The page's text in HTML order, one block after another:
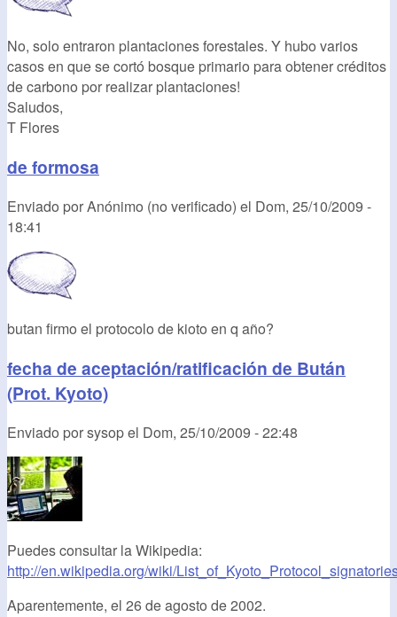
No, solo entraron plantaciones forestales. Y hubo varios
casos en que se cortó bosque primario para obtener créditos
de carbono por realizar plantaciones!
Saludos,
T Flores
de formosa
Enviado porAnónimo (no verificado) el Dom, 25/10/2009 -
18:41
butan firmo el protocolo de kioto en q año?
fecha de aceptación/ratificación de Bután
(Prot. Kyoto)
Enviado porsysopel Dom, 25/10/2009 - 22:48
Puedes consultar la Wikipedia:
http://en.wikipedia.org/wiki/
Aparentemente, el 26 de agosto de 2002.